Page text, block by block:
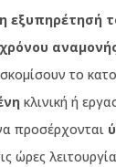
εξυπηρέτησή
το
κλινική ή
προσέρχονται
ώρες